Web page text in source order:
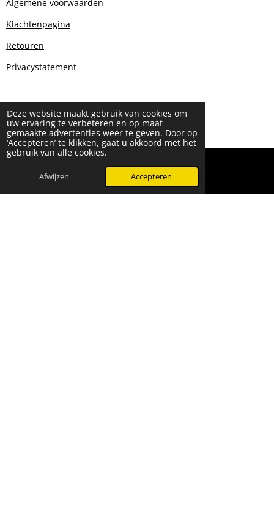
Deze website maakt gebruik van cookies om
uw ervaring te verbeteren en op maat
gemaakte advertenties weer te geven. Door op
‘Accepteren’ te klikken, gaat u akkoord met het
gebruik van alle cookies.
Afwijzen Accepteren
Algemene voorwaarden
Klachtenpagina
Retouren
Privacystatement
© 2024 - 2026 Beauty & More by Robyn
WhatsApp